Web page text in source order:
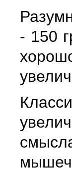
- 150